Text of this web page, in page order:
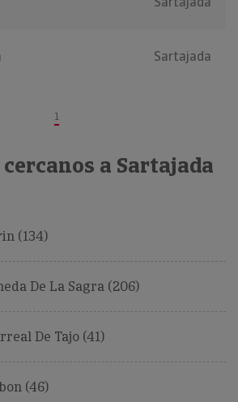
Sartajada
1
a Sartajada
(134)
De La Sagra (206)
De Tajo (41)
(46)